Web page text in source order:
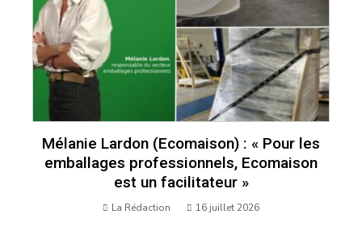
Mélanie Lardon (Ecomaison) : « Pour les
emballages professionnels, Ecomaison
est un facilitateur »
La Rédaction 16 juillet 2026